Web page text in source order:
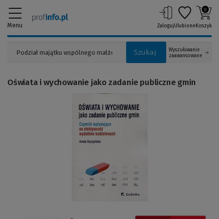
Menu
Szukaj
Wyszukiwanie
zaawansowane
ZalogujUlubione
0
Koszyk
Oświata i wychowanie jako zadanie publiczne gmin